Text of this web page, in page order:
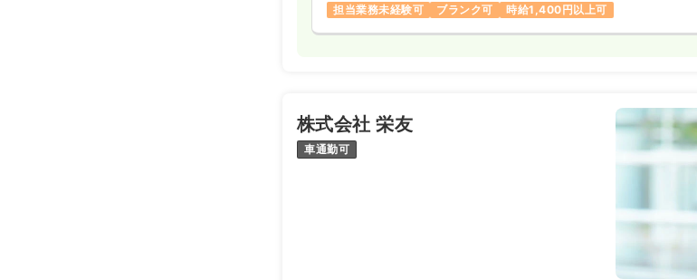
担当業務未経験可
ブランク可 時給1,400円以上可
株式会社 栄友
車通勤可